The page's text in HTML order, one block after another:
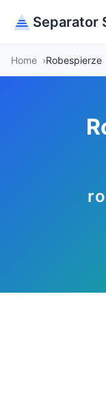
Separator
Home Robespierze